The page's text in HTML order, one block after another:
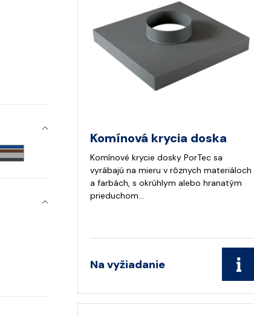
Komínová krycia doska
Komínové krycie dosky PorTec sa
vyrábajú na mieru v rôznych materiáloch
a farbách, s okrúhlym alebo hranatým
prieduchom…
Na vyžiadanie